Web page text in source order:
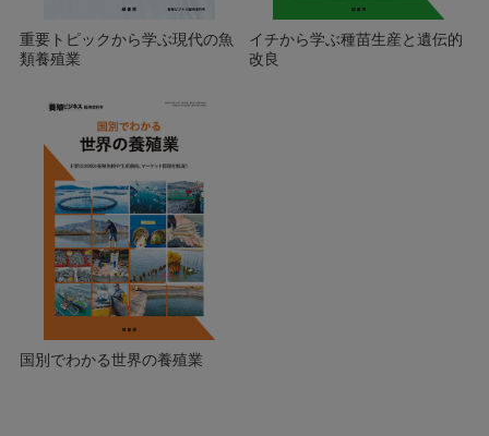
重要トピックから学ぶ現代の魚
類養殖業
イチから学ぶ種苗生産と遺伝的
改良
国別でわかる世界の養殖業